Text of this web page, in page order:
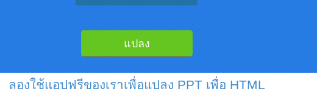
ลองใช้แอปฟรีของเราเพื่อแปลง PPT เพื่อ HTML